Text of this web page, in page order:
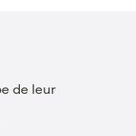
de leur